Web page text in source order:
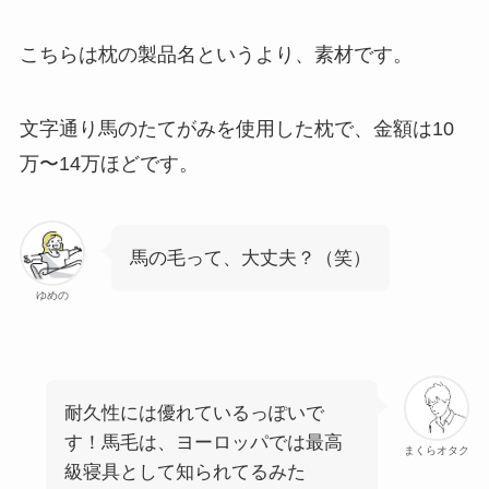
こちらは枕の製品名というより、素材です。
文字通り馬のたてがみを使用した枕で、金額は10
万〜14万ほどです。
ゆめの
馬の毛って、大丈夫？（笑）
まくらオタク
耐久性には優れているっぽいで
す！馬毛は、ヨーロッパでは最高
級寝具として知られてるみた